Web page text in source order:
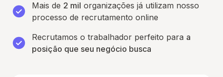
Mais de 2 mil organizações já utilizam nosso
processo de recrutamento online
Recrutamos o trabalhador perfeito para a
posição que seu negócio busca